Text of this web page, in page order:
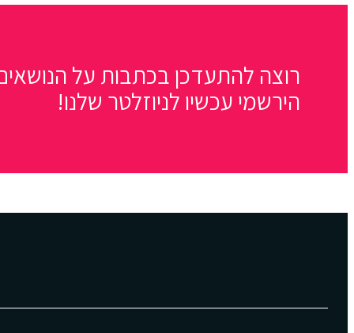
רוצה להתעדכן בכתבות על
הירשמי עכשיו לניוזלטר שלנו!